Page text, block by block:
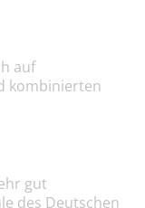
auf
kombinierten
gut
des Deutschen